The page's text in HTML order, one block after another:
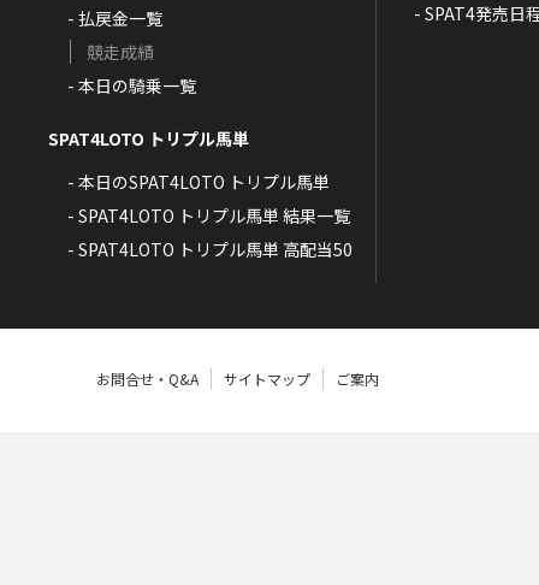
- 払戻金一覧
競走成績
- 本日の騎乗一覧
SPAT4LOTO トリプル馬単
- 本日のSPAT4LOTO トリプル馬単
- SPAT4LOTO トリプル馬単 結果一覧
- SPAT4LOTO トリプル馬単 高配当50
- SPAT4発売日
お問合せ・Q&A サイトマップ ご案内